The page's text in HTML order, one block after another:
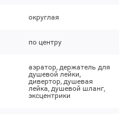
округлая
по центру
аэратор, держатель для
душевой лейки,
дивертор, душевая
лейка, душевой шланг,
эксцентрики